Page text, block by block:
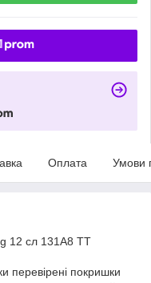
Оплата Умови
12 сл 131A8 TT
перевірені покришки